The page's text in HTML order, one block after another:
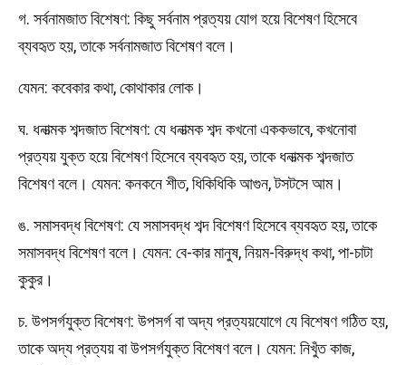
গ. সর্বনামজাত বিশেষণ: কিছু সর্বনাম প্রত্যয় যোগ হয়ে বিশেষণ হিসেবে
ব্যবহৃত হয়, তাকে সর্বনামজাত বিশেষণ বলে।
যেমন: কবেকার কথা, কোথাকার লোক।
ঘ. ধনাত্মক শব্দজাত বিশেষণ: যে ধনাত্মক শব্দ কখনো এককভাবে, কখনোবা
প্রত্যয় যুক্ত হয়ে বিশেষণ হিসেবে ব্যবহৃত হয়, তাকে ধনাত্মক শব্দজাত
বিশেষণ বলে। যেমন: কনকনে শীত, ধিকিধিকি আগুন, টসটসে আম।
ঙ. সমাসবদ্ধ বিশেষণ: যে সমাসবদ্ধ শব্দ বিশেষণ হিসেবে ব্যবহৃত হয়, তাকে
সমাসবদ্ধ বিশেষণ বলে। যেমন: বে-কার মানুষ, নিয়ম-বিরুদ্ধ কথা, পা-চাটা
কুকুর।
চ. উপসর্গযুক্ত বিশেষণ: উপসর্গ বা অদ্য প্রত্যয়যোগে যে বিশেষণ গঠিত হয়,
তাকে অদ্য প্রত্যয় বা উপসর্গযুক্ত বিশেষণ বলে। যেমন: নিখুঁত কাজ,